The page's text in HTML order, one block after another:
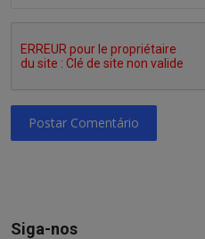
Postar Comentário
Siga-nos